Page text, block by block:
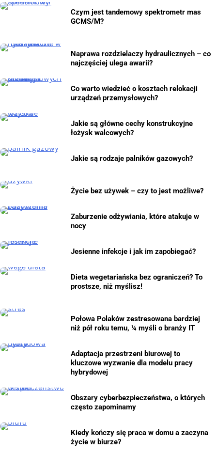
Czym jest tandemowy spektrometr mas
GCMS/M?
Naprawa rozdzielaczy hydraulicznych – co
najczęściej ulega awarii?
Co warto wiedzieć o kosztach relokacji
urządzeń przemysłowych?
Jakie są główne cechy konstrukcyjne
łożysk walcowych?
Jakie są rodzaje palników gazowych?
Życie bez używek – czy to jest możliwe?
Zaburzenie odżywiania, które atakuje w
nocy
Jesienne infekcje i jak im zapobiegać?
Dieta wegetariańska bez ograniczeń? To
prostsze, niż myślisz!
Połowa Polaków zestresowana bardziej
niż pół roku temu, ¼ myśli o branży IT
Adaptacja przestrzeni biurowej to
kluczowe wyzwanie dla modelu pracy
hybrydowej
Obszary cyberbezpieczeństwa, o których
często zapominamy
Kiedy kończy się praca w domu a zaczyna
życie w biurze?